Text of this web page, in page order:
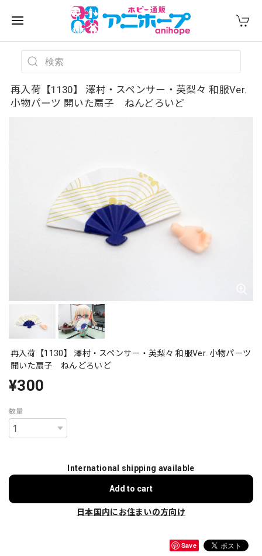
再入荷【1130】 澤村・スペンサー・英梨々 和服Ver.
小物パーツ 開いた扇子 ねんどろいど
再入荷【1130】 澤村・スペンサー・英梨々 和服Ver. 小物パーツ
開いた扇子 ねんどろいど
¥300
数量
International shipping available
Add to cart
日本国内にお住まいの方向け
Save